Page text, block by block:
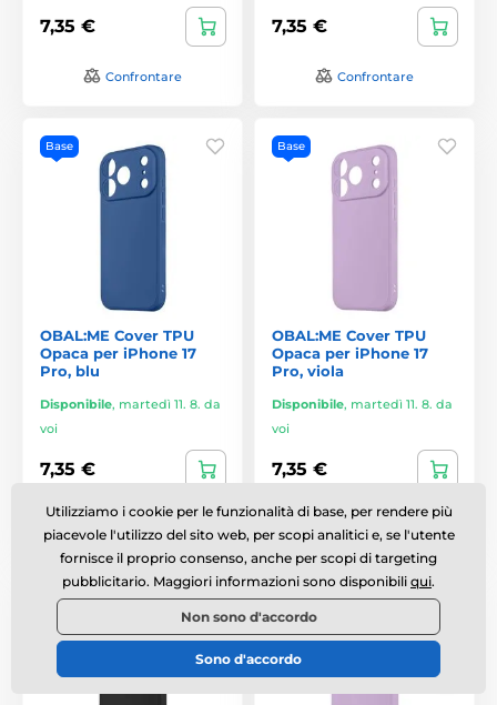
7,35 €
Confrontare
7,35 €
Confrontare
Base
OBAL:ME Cover TPU
Opaca per iPhone 17
Pro, blu
Disponibile, martedì 11. 8. da
voi
7,35 €
Confrontare
Base
OBAL:ME Cover TPU
Opaca per iPhone 17
Pro, viola
Disponibile, martedì 11. 8. da
voi
7,35 €
Confrontare
Base Base
Utilizziamo i cookie per le funzionalità di base, per rendere più
piacevole l'utilizzo del sito web, per scopi analitici e, se l'utente
fornisce il proprio consenso, anche per scopi di targeting
pubblicitario. Maggiori informazioni sono disponibili qui.
Non sono d'accordo
Sono d'accordo